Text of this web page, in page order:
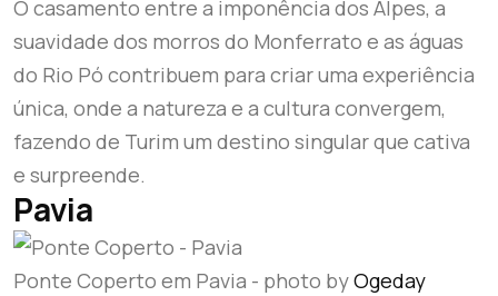
O casamento entre a imponência dos Alpes, a
suavidade dos morros do Monferrato e as águas
do Rio Pó contribuem para criar uma experiência
única, onde a natureza e a cultura convergem,
fazendo de Turim um destino singular que cativa
e surpreende.
Pavia
Ponte Coperto em Pavia - photo byOgeday